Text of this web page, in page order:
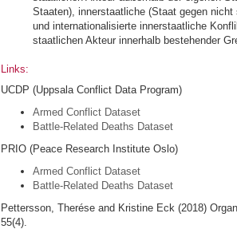
Staaten), innerstaatliche (Staat gegen
und internationalisierte innerstaatliche
staatlichen Akteur innerhalb bestehender
Links:
UCDP (Uppsala Conflict Data Program)
Armed Conflict Dataset
Battle-Related Deaths Dataset
PRIO (Peace Research Institute Oslo)
Armed Conflict Dataset
Battle-Related Deaths Dataset
Pettersson, Therése and Kristine Eck (2018)
55(4).